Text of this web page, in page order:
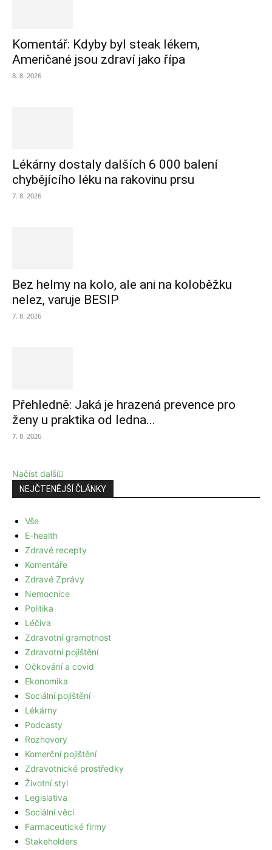
Komentář: Kdyby byl steak lékem,
Američané jsou zdraví jako řípa
8. 8. 2026
Lékárny dostaly dalších 6 000 balení
chybějícího léku na rakovinu prsu
7. 8. 2026
Bez helmy na kolo, ale ani na koloběžku
nelez, varuje BESIP
7. 8. 2026
Přehledně: Jaká je hrazená prevence pro
ženy u praktika od ledna...
7. 8. 2026
Načíst další
NEJČTENĚJŠÍ ČLÁNKY
Vše
E-health
Zdravé recepty
Komentáře
Zdravé Zprávy
Nemocnice
Politika
Léčiva
Zdravotní gramotnost
Zdravotní pojištění
Očkování a covid
Ekonomika
Sociální pojištění
Lékárny
Podcasty
Rozhovory
Komerční pojištění
Zdravotnické prostředky
Životní styl
Legislativa
Sociální věci
Farmaceutické firmy
Stakeholders